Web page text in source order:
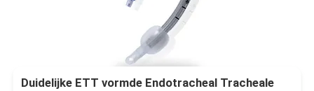
Duidelijke ETT vormde Endotracheal Tracheale